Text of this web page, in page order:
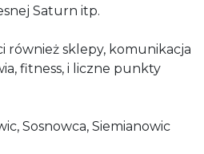
Saturn itp.
również sklepy, komunikacja
fitness, i liczne punkty
Sosnowca, Siemianowic